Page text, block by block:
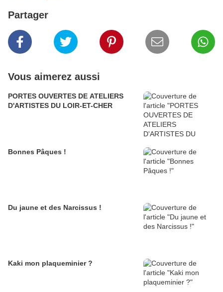
Partager
Vous aimerez aussi
PORTES OUVERTES DE ATELIERS
D'ARTISTES DU LOIR-ET-CHER
Bonnes Pâques !
Du jaune et des Narcissus !
Kaki mon plaqueminier ?